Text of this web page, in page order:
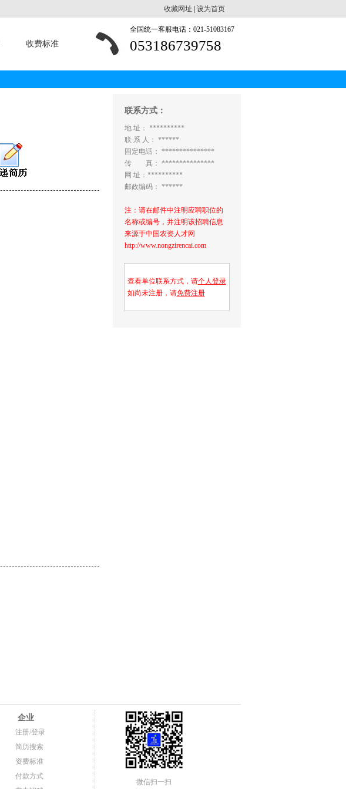
收藏网址 设为首页
收费标准
全国统一客服电话：021-51083167
053186739758
联系方式：
地 址： **********
联 系 人： ******
固定电话： ***************
传 真： ***************
网 址：**********
邮政编码： ******
注：请在邮件中注明应聘职位的
名称或编号，并注明该招聘信息
来源于中国农资人才网
http://www.nongzirencai.com
查看单位联系方式，请个人登录
如尚未注册，请免费注册
企业
注册/登录
简历搜索
资费标准
付款方式
微信扫一扫